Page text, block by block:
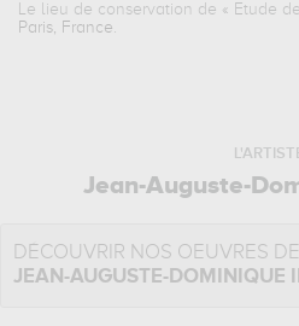
Le lieu de conservation de « Etude
Paris, France.
Jean-Auguste-
DÉCOUVRIR NOS OEUVRES DE
JEAN-AUGUSTE-DOMINIQUE